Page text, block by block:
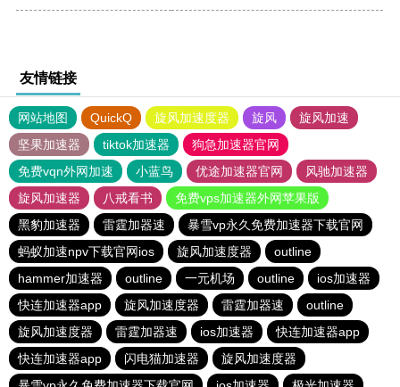
友情链接
网站地图 QuickQ 旋风加速度器 旋风
旋风加速
坚果加速器
tiktok加速器
狗急加速器官网
免费vqn外网加速
小蓝鸟 优途加速器官网
风驰加速器
旋风加速器
八戒看书
免费vps加速器外网苹果版
黑豹加速器
雷霆加器速
暴雪vp永久免费加速器下载官网
蚂蚁加速npv下载官网ios
旋风加速度器
outline
hammer加速器
outline 一元机场 outline
ios加速器
快连加速器app
旋风加速度器 雷霆加器速
outline
旋风加速度器
雷霆加器速 ios加速器
快连加速器app
快连加速器app
闪电猫加速器
旋风加速度器